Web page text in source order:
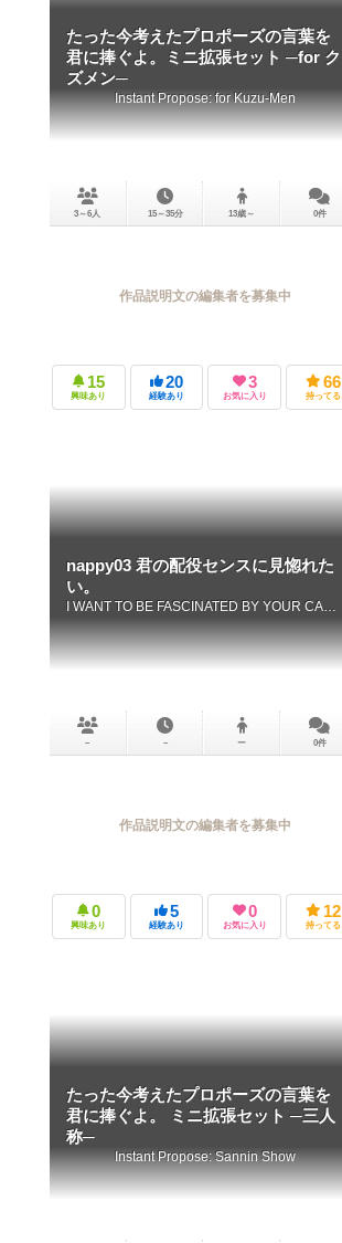
たった今考えたプロポーズの言葉を
君に捧ぐよ。ミニ拡張セット ─for ク
ズメン─
Instant Propose: for Kuzu-Men
3～6人 15～35分 13歳～ 0件
作品説明文の編集者を募集中
15
興味あり
20
経験あり
3
お気に入り
66
持ってる
nappy03 君の配役センスに見惚れた
い。
I WANT TO BE FASCINATED BY YOUR CASTING SENSE
－ － ー 0件
作品説明文の編集者を募集中
0
興味あり
5
経験あり
0
お気に入り
12
持ってる
たった今考えたプロポーズの言葉を
君に捧ぐよ。 ミニ拡張セット ─三人
称─
Instant Propose: Sannin Show